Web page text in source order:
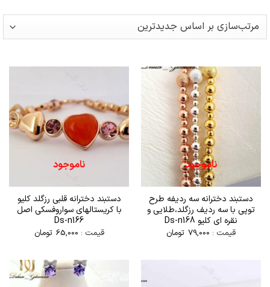
ناموجود
دستبند دخترانه سه ردیفه طرح
توپی با سه ردیف رزگلد،طلایی و
نقره ای کلیو Ds-n168
قیمت : 79,000 تومان
ناموجود
دستبند دخترانه قلبی رزگلد کلیو
با کریستالهای سواروفسکی اصل
Ds-n166
قیمت : 65,000 تومان